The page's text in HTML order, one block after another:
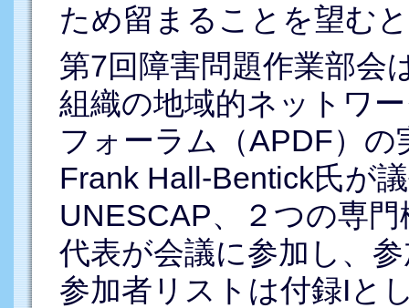
ため留まることを望む
第7回障害問題作業部会
組織の地域的ネットワ
フォーラム（APDF）
Frank Hall-Bentick氏が
UNESCAP、２つの専
代表が会議に参加し、
参加者リストは付録Iと